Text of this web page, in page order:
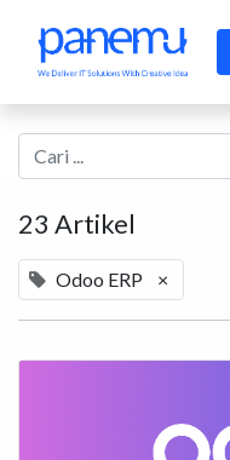
23 Artikel
Odoo ERP ×